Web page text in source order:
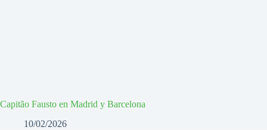
Capitão Fausto en Madrid y Barcelona
10/02/2026